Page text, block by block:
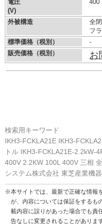
電圧
(V)
400
外被構造
全
フ
標準価格（税別）
-
販売価格（税別）
お
検索用キーワード
IKH3-FCKLA21E IKH3-
トル IKH3-FCKLA21E-2.2kW-
400V 2.2KW 100L 400V 三相
システム株式会社 東芝産業機
※本サイトでは、最新で正確な情報
が、内容については保証をするも
載内容に誤りがあった場合でも責
告なしに変更されることがありま